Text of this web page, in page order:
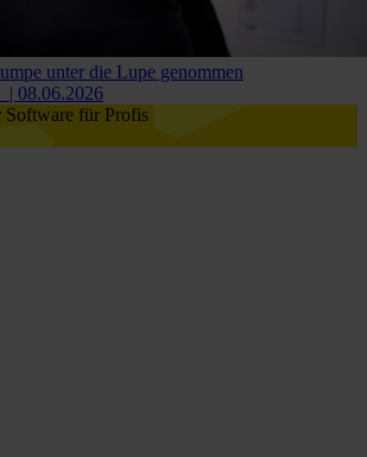
unter die Lupe genommen
| 08.06.2026
für Profis